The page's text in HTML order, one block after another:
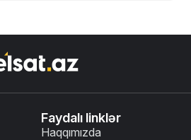
Faydalı linklər
Haqqımızda